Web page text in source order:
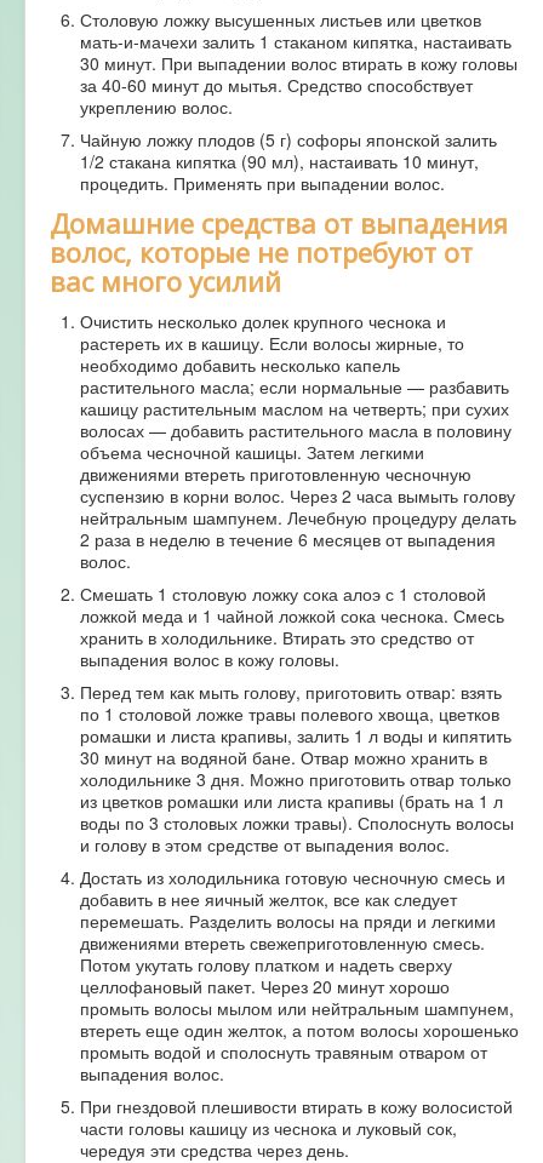
Столовую ложку высушенных листьев или цветков
мать-и-мачехи залить 1 стаканом кипятка, настаивать
30 минут. При выпадении волос втирать в кожу головы
за 40-60 минут до мытья. Средство способствует
укреплению волос.
Чайную ложку плодов (5 г) софоры японской залить
1/2 стакана кипятка (90 мл), настаивать 10 минут,
процедить. Применять при выпадении волос.
Домашние средства от выпадения
волос, которые не потребуют от
вас много усилий
Очистить несколько долек крупного чеснока и
растереть их в кашицу. Если волосы жирные, то
необходимо добавить несколько капель
растительного масла; если нормальные — разбавить
кашицу растительным маслом на четверть; при сухих
волосах — добавить растительного масла в половину
объема чесночной кашицы. Затем легкими
движениями втереть приготовленную чесночную
суспензию в корни волос. Через 2 часа вымыть голову
нейтральным шампунем. Лечебную процедуру делать
2 раза в неделю в течение 6 месяцев от выпадения
волос.
Смешать 1 столовую ложку сока алоэ с 1 столовой
ложкой меда и 1 чайной ложкой сока чеснока. Смесь
хранить в холодильнике. Втирать это средство от
выпадения волос в кожу головы.
Перед тем как мыть голову, приготовить отвар: взять
по 1 столовой ложке травы полевого хвоща, цветков
ромашки и листа крапивы, залить 1 л воды и кипятить
30 минут на водяной бане. Отвар можно хранить в
холодильнике 3 дня. Можно приготовить отвар только
из цветков ромашки или листа крапивы (брать на 1 л
воды по 3 столовых ложки травы). Сполоснуть волосы
и голову в этом средстве от выпадения волос.
Достать из холодильника готовую чесночную смесь и
добавить в нее яичный желток, все как следует
перемешать. Разделить волосы на пряди и легкими
движениями втереть свежеприготовленную смесь.
Потом укутать голову платком и надеть сверху
целлофановый пакет. Через 20 минут хорошо
промыть волосы мылом или нейтральным шампунем,
втереть еще один желток, а потом волосы хорошенько
промыть водой и сполоснуть травяным отваром от
выпадения волос.
При гнездовой плешивости втирать в кожу волосистой
части головы кашицу из чеснока и луковый сок,
чередуя эти средства через день.